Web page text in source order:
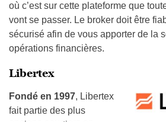
où c’est sur cette plateforme que
vont se passer. Le broker doit être
sécurisé afin de vous apporter de la
opérations financières.
Libertex
Fondé en 1997, Libertex
fait partie des plus